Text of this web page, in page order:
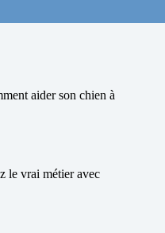
aider son chien à
le vrai métier avec